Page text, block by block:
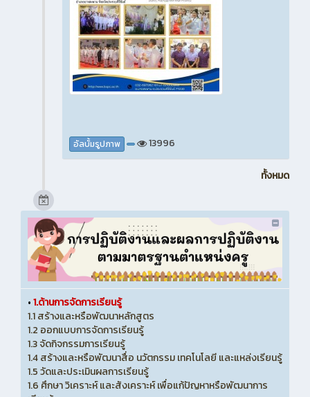
อัลบั้มรูปภาพ 13996
ทั้งหมด
•1.ด้านการจัดการเรียนรู้
1.1 สร้างและหรือพัฒนาหลักสูตร
1.2 ออกแบบการจัดการเรียนรู้
1.3 จัดกิจกรรมการเรียนรู้
1.4 สร้างและหรือพัฒนาสื่อ นวัตกรรม เทคโนโลยี และแหล่งเรียนรู้
1.5 วัดและประเมินผลการเรียนรู้
1.6 ศึกษา วิเคราะห์ และสังเคราะห์ เพื่อแก้ปัญหาหรือพัฒนาการ